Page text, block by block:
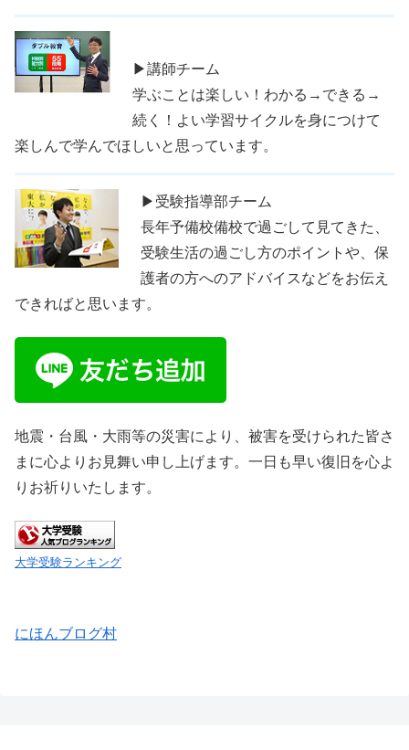
▶講師チーム
学ぶことは楽しい！わかる→できる→
続く！よい学習サイクルを身につけて
楽しんで学んでほしいと思っています。
▶受験指導部チーム
長年予備校備校で過ごして見てきた、
受験生活の過ごし方のポイントや、保
護者の方へのアドバイスなどをお伝え
できればと思います。
地震・台風・大雨等の災害により、被害を受けられた皆さ
まに心よりお見舞い申し上げます。一日も早い復旧を心よ
りお祈りいたします。
大学受験ランキング
にほんブログ村